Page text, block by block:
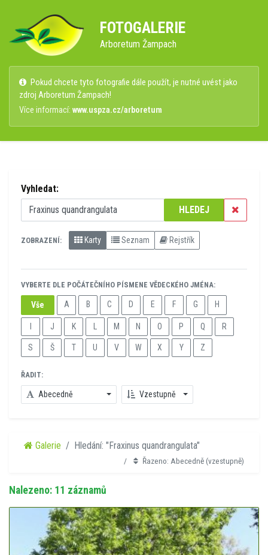
FOTOGALERIE
Arboretum Žampach
Pokud chcete tyto fotografie dále použít, je nutné uvést jako
zdroj Arboretum Žampach!
Více informací: www.uspza.cz/arboretum
Vyhledat:
HLEDEJ
ZOBRAZENÍ: Karty Seznam Rejstřík
VYBERTE DLE POČÁTEČNÍHO PÍSMENE VĚDECKÉHO JMÉNA:
Vše A B C D E F G H
J K M N O P Q R
S Š T U V W X Y Z
ŘADIT:
Abecedně Vzestupně
Galerie Hledání: "Fraxinus quandrangulata"
Řazeno: Abecedně (vzestupně)
Nalezeno: 11 záznamů